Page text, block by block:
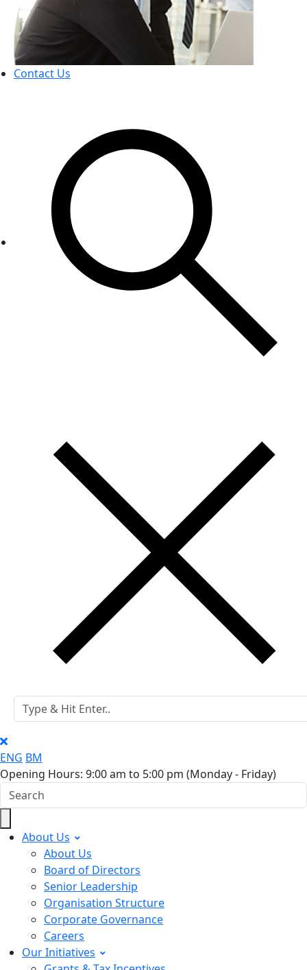
Contact Us
ENG BM
Opening Hours: 9:00 am to 5:00 pm (Monday - Friday)
About Us
About Us
Board of Directors
Senior Leadership
Organisation Structure
Corporate Governance
Careers
Our Initiatives